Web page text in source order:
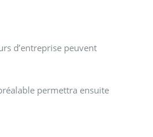
d’entreprise peuvent
permettra ensuite